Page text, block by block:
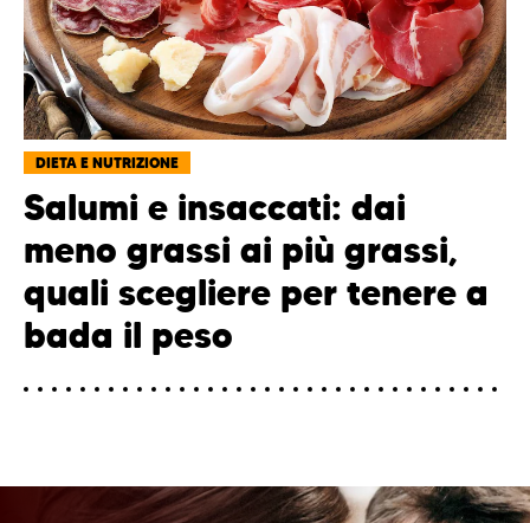
DIETA E NUTRIZIONE
Salumi e insaccati: dai
meno grassi ai più grassi,
quali scegliere per tenere a
bada il peso